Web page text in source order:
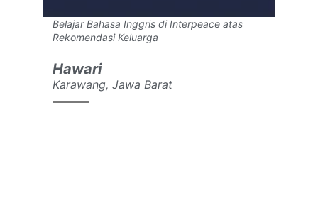
Belajar Bahasa Inggris di Interpeace atas
Rekomendasi Keluarga
Hawari
Karawang, Jawa Barat